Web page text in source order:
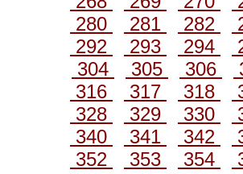
280
281 282
292
293 294
304
305 306
316
317 318
328
329 330
340
341 342
352
353 354